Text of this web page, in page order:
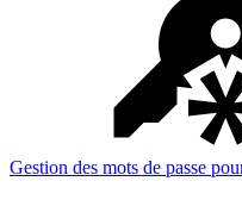
Gestion des mots de passe